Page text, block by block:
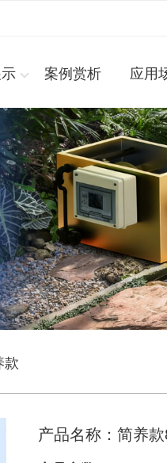
案例赏析 应用
款
产品名称：简养